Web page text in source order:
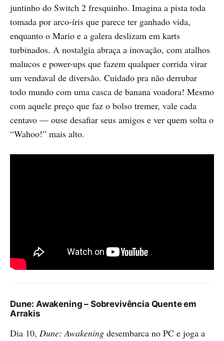
juntinho do Switch 2 fresquinho. Imagina a pista toda
tomada por arco-íris que parece ter ganhado vida,
enquanto o Mario e a galera deslizam em karts
turbinados. A nostalgia abraça a inovação, com atalhos
malucos e power-ups que fazem qualquer corrida virar
um vendaval de diversão. Cuidado pra não derrubar
todo mundo com uma casca de banana voadora! Mesmo
com aquele preço que faz o bolso tremer, vale cada
centavo — ouse desafiar seus amigos e ver quem solta o
“Wahoo!” mais alto.
Dune: Awakening – Sobrevivência Quente em
Arrakis
Dia 10, Dune: Awakening desembarca no PC e joga a